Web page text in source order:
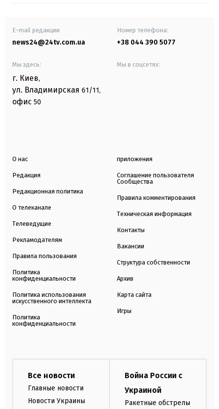
E-mail редакции
news24@24tv.com.ua
Номер телефона:
+38 044 390 5077
Мы здесь:
г. Киев,
ул. Владимирская 61/11,
офис 50
Мы в соцсетях:
О нас
Редакция
Редакционная политика
О телеканале
Телеведущие
Рекламодателям
Правила пользования
Политика
конфиденциальности
Политика использования
искусственного интеллекта
Политика
конфиденциальности
приложения
Соглашение пользователя
Сообщества
Правила комментирования
Техническая информация
Контакты
Вакансии
Структура собственности
Архив
Карта сайта
Игры
Все новости
Главные новости
Новости Украины
Война России с
Украиной
Ракетные обстрелы